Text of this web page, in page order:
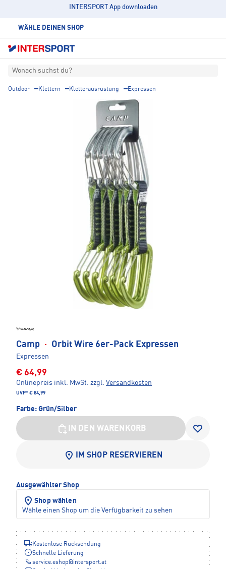
INTERSPORT App downloaden
WÄHLE DEINEN SHOP
Wonach suchst du?
Outdoor Klettern Kletterausrüstung Expressen
Camp · Orbit Wire 6er-Pack Expressen
Expressen
€ 64,99
Onlinepreis inkl. MwSt. zzgl. Versandkosten
UVP* € 84,99
Farbe: Grün/Silber
IN DEN WARENKORB
IM SHOP RESERVIEREN
Ausgewählter Shop
Shop wählen
Wähle einen Shop um die Verfügbarkeit zu sehen
Kostenlose Rücksendung
Schnelle Lieferung
service.eshop@intersport.at